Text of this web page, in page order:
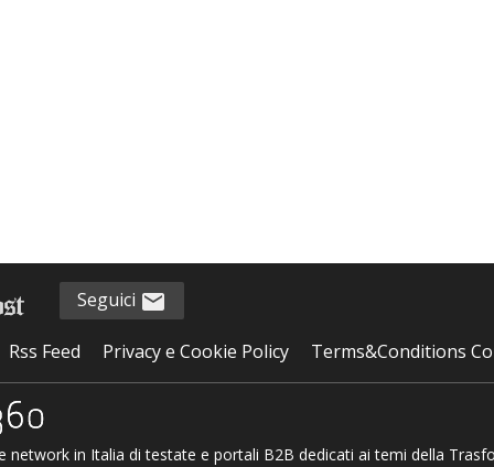
Seguici
Rss Feed Privacy e Cookie Policy Terms&Conditions
network in Italia di testate e portali B2B dedicati ai temi della